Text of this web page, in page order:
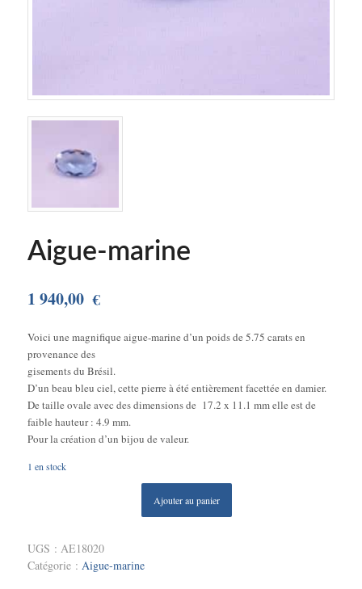
Aigue-marine
1 940,00 €
Voici une magnifique aigue-marine d’un poids de 5.75 carats en
provenance des
gisements du Brésil.
D’un beau bleu ciel, cette pierre à été entièrement facettée en damier.
De taille ovale avec des dimensions de 17.2 x 11.1 mm elle est de
faible hauteur : 4.9 mm.
Pour la création d’un bijou de valeur.
1 en stock
Ajouter au panier
UGS : AE18020
Catégorie : Aigue-marine